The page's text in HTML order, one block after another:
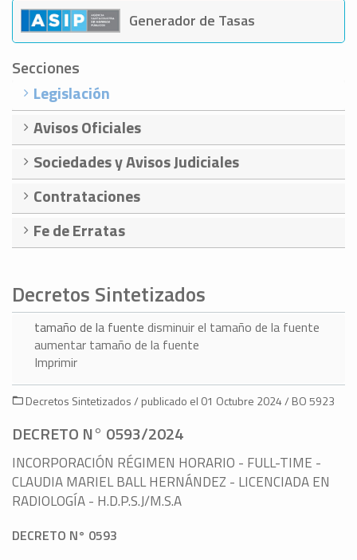
Generador de Tasas
Secciones
Legislación
Avisos Oficiales
Sociedades y Avisos Judiciales
Contrataciones
Fe de Erratas
Decretos Sintetizados
tamaño de la fuente disminuir el tamaño de la fuente
aumentar tamaño de la fuente
Imprimir
Decretos Sintetizados / publicado el 01 Octubre 2024 / BO 5923
DECRETO N° 0593/2024
INCORPORACIÓN RÉGIMEN HORARIO - FULL-TIME -
CLAUDIA MARIEL BALL HERNÁNDEZ - LICENCIADA EN
RADIOLOGÍA - H.D.P.S.J/M.S.A
DECRETO N° 0593